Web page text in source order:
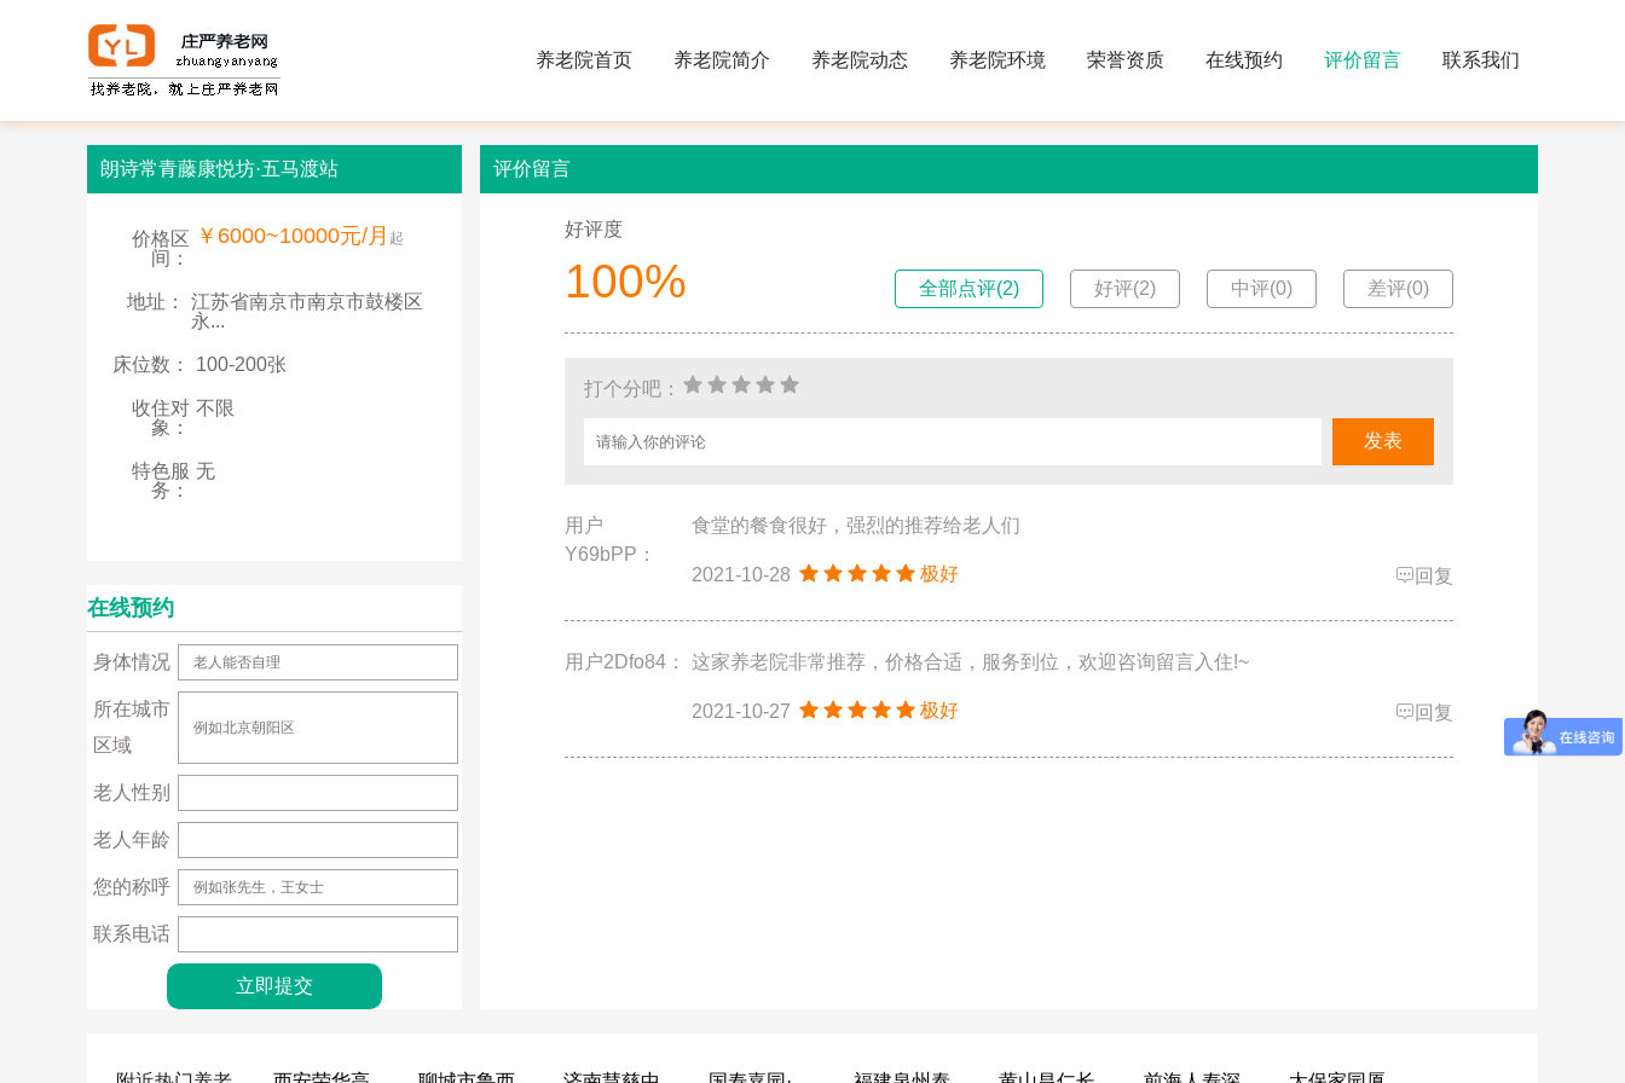
养老院首页 养老院简介 养老院动态 养老院环境 荣誉资质 在线预约 评价留言 联系我们
朗诗常青藤康悦坊·五马渡站
价格区
间：
￥6000~10000元/月 起
地址：
江苏省南京市南京市鼓楼区
永...
床位数： 100-200张
收住对
象：
不限
特色服
务：
无
在线预约
身体情况
所在城市
区域
老人性别
老人年龄
您的称呼
联系电话
评价留言
好评度
100% 全部点评(2) 好评(2) 中评(0) 差评(0)
打个分吧：
用户
Y69bPP：
食堂的餐食很好，强烈的推荐给老人们
2021-10-28 极好 回复
用户2Dfo84： 这家养老院非常推荐，价格合适，服务到位，欢迎咨询留言入住!~
2021-10-27 极好 回复